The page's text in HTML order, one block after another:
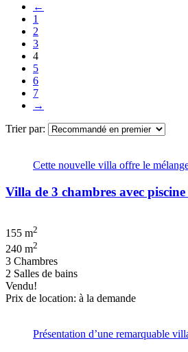
←
1
2
3
4
5
6
7
→
Trier par:
Cette nouvelle villa offre le
Villa de 3 chambres avec
155 m2
240 m2
3 Chambres
2 Salles de bains
Vendu!
Prix de location: à la demande
Présentation d’une remarquable